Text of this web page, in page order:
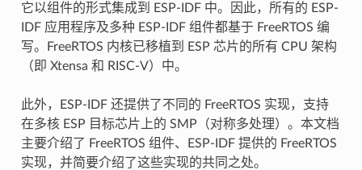
它以组件的形式集成到 ESP-IDF 中。因此，所有的 ESP-
IDF 应用程序及多种 ESP-IDF 组件都基于 FreeRTOS 编
写。FreeRTOS 内核已移植到 ESP 芯片的所有 CPU 架构
（即 Xtensa 和 RISC-V）中。
此外，ESP-IDF 还提供了不同的 FreeRTOS 实现，支持
在多核 ESP 目标芯片上的 SMP（对称多处理）。本文档
主要介绍了 FreeRTOS 组件、ESP-IDF 提供的 FreeRTOS
实现，并简要介绍了这些实现的共同之处。